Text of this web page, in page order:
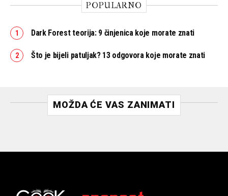
POPULARNO
Dark Forest teorija: 9 činjenica koje morate znati
Što je bijeli patuljak? 13 odgovora koje morate znati
MOŽDA ĆE VAS ZANIMATI